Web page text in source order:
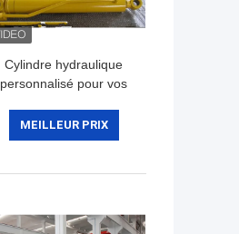
Cylindre hydraulique
personnalisé pour vos
selon les exigences
fabricant usine
MEILLEUR PRIX